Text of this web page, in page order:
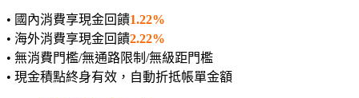
• 國內消費享現金回饋1.22%
• 海外消費享現金回饋2.22%
• 無消費門檻/無通路限制/無級距門檻
• 現金積點終身有效，自動折抵帳單金額